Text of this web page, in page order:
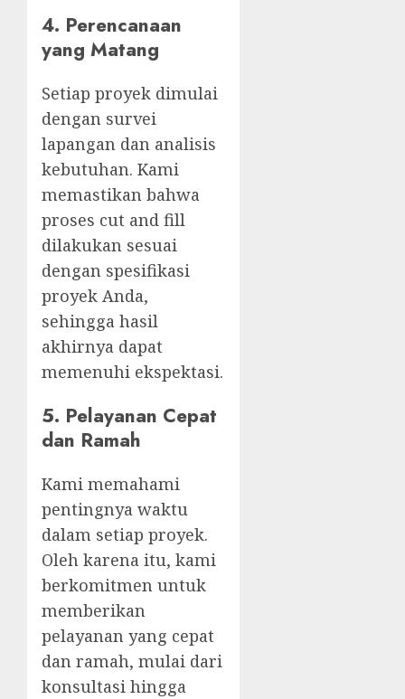
4. Perencanaan
yang Matang
Setiap proyek dimulai
dengan survei
lapangan dan analisis
kebutuhan. Kami
memastikan bahwa
proses cut and fill
dilakukan sesuai
dengan spesifikasi
proyek Anda,
sehingga hasil
akhirnya dapat
memenuhi ekspektasi.
5. Pelayanan Cepat
dan Ramah
Kami memahami
pentingnya waktu
dalam setiap proyek.
Oleh karena itu, kami
berkomitmen untuk
memberikan
pelayanan yang cepat
dan ramah, mulai dari
konsultasi hingga